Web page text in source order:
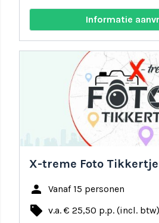
Informatie
X-treme Foto Tikkertje
person Vanaf 15 personen
local_offer v.a. € 25,50 p.p. (incl. btw)